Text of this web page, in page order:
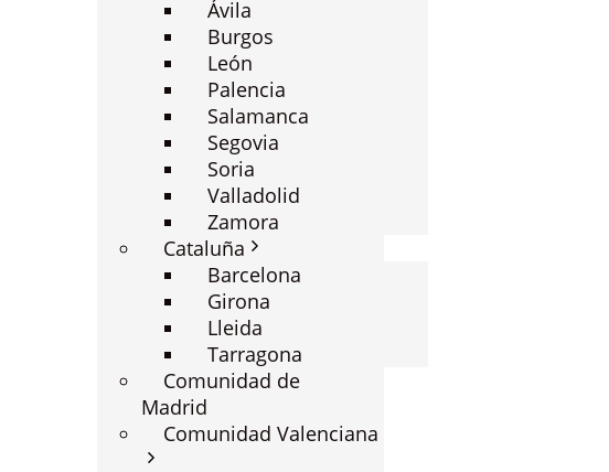
Ávila
Burgos
León
Palencia
Salamanca
Segovia
Soria
Valladolid
Zamora
Cataluña
Barcelona
Girona
Lleida
Tarragona
Comunidad de
Madrid
Comunidad Valenciana